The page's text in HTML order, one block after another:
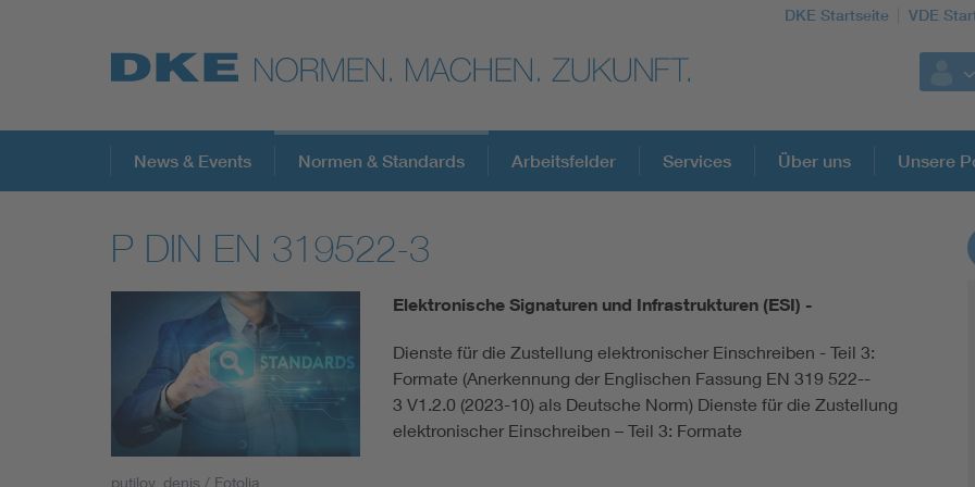
DKE Startseite VDE
Top-Themen
VDE Fokusthemen
Digital Security
Energy
DKE Fachinformationen im Kontext der
Blitzschutz: DIN EN 62305 in der Übersicht
Circular Economy für mehr Ressourceneffizienz
Cybersecurity in der Industrieautomatisierung
News & Events Normen & Standards Arbeitsfelder Services Über uns Unsere
P DIN EN 319522-3
putilov_denis / Fotolia
Elektronische Signaturen und Infrastrukturen (ESI) -
Dienste für die Zustellung elektronischer Einschreiben - Teil 3:
Formate (Anerkennung der Englischen Fassung EN 319 522-­
3 V1.2.0 (2023-10) als Deutsche Norm) Dienste für die Zustellung
elektronischer Einschreiben – Teil 3: Formate